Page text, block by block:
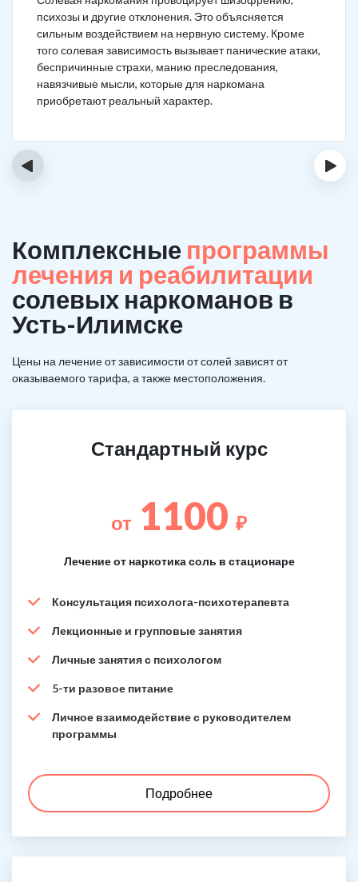
психозы и другие отклонения. Это объясняется
сильным воздействием на нервную систему. Кроме
того солевая зависимость вызывает панические атаки,
беспричинные страхи, манию преследования,
навязчивые мысли, которые для наркомана
приобретают реальный характер.
‹ ›
Комплексные программы
лечения и реабилитации
солевых наркоманов в
Усть-Илимске
Цены на лечение от зависимости от солей зависят от
оказываемого тарифа, а также местоположения.
Стандартный курс
от 1100 ₽
Лечение от наркотика соль в стационаре
Консультация психолога-психотерапевта
Лекционные и групповые занятия
Личные занятия с психологом
5-ти разовое питание
Личное взаимодействие с руководителем
программы
Подробнее